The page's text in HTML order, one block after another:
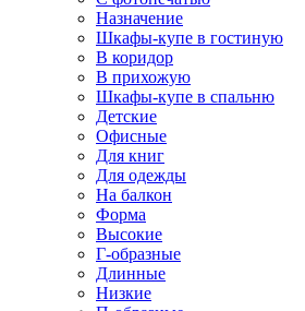
Назначение
Шкафы-купе в гостиную
В коридор
В прихожую
Шкафы-купе в спальню
Детские
Офисные
Для книг
Для одежды
На балкон
Форма
Высокие
Г-образные
Длинные
Низкие